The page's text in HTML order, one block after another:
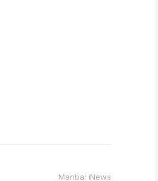
Manba: iNews